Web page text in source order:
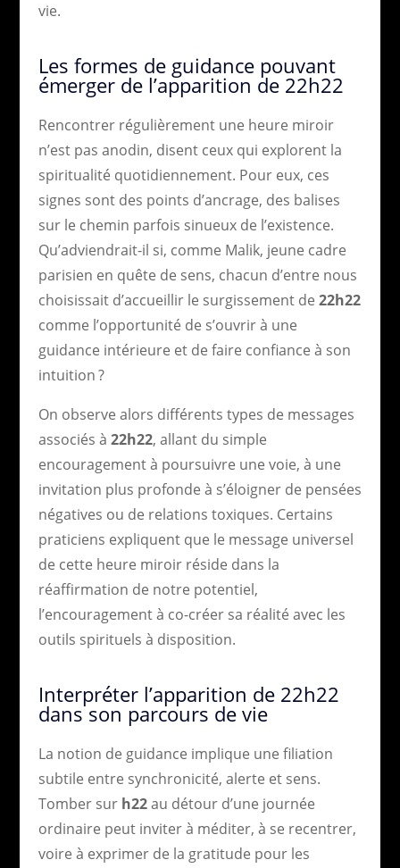
vie.
Les formes de guidance pouvant
émerger de l’apparition de 22h22
Rencontrer régulièrement une heure miroir
n’est pas anodin, disent ceux qui explorent la
spiritualité quotidiennement. Pour eux, ces
signes sont des points d’ancrage, des balises
sur le chemin parfois sinueux de l’existence.
Qu’adviendrait-il si, comme Malik, jeune cadre
parisien en quête de sens, chacun d’entre nous
choisissait d’accueillir le surgissement de 22h22
comme l’opportunité de s’ouvrir à une
guidance intérieure et de faire confiance à son
intuition ?
On observe alors différents types de messages
associés à 22h22, allant du simple
encouragement à poursuivre une voie, à une
invitation plus profonde à s’éloigner de pensées
négatives ou de relations toxiques. Certains
praticiens expliquent que le message universel
de cette heure miroir réside dans la
réaffirmation de notre potentiel,
l’encouragement à co-créer sa réalité avec les
outils spirituels à disposition.
Interpréter l’apparition de 22h22
dans son parcours de vie
La notion de guidance implique une filiation
subtile entre synchronicité, alerte et sens.
Tomber sur h22au détour d’une journée
ordinaire peut inviter à méditer, à se recentrer,
voire à exprimer de la gratitude pour les